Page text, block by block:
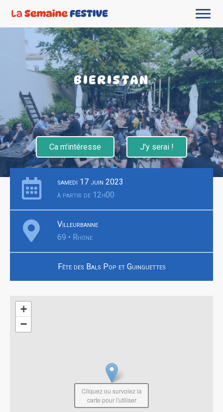
BIERISTAN
Ca m'intéresse J'y serai !
samedi 17 juin 2023
à partir de 12h00
Villeurbanne
69 • Rhône
Fête des Bals Pop et Guinguettes
+
−
Cliquez ou survolez la
carte pour l'utiliser